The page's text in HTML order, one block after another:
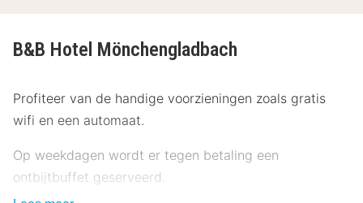
B&B Hotel Mönchengladbach
Profiteer van de handige voorzieningen zoals gratis
wifi en een automaat.
Op weekdagen wordt er tegen betaling een
ontbijtbuffet geserveerd.